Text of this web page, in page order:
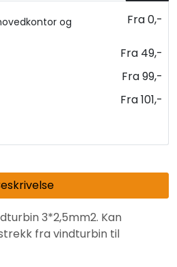
og
Fra 0,-
Fra 49,-
Fra 99,-
Fra 101,-
3*2,5mm2. Kan
fra vindturbin til